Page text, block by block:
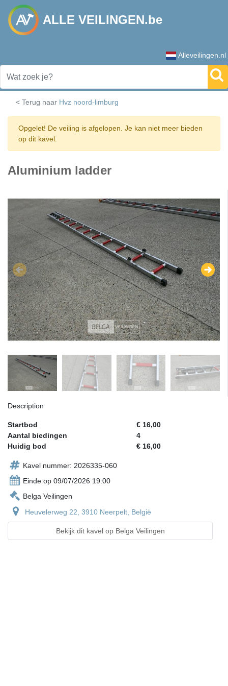
ALLE VEILINGEN.be
Alleveilingen.nl
< Terug naar Hvz noord-limburg
Opgelet! De veiling is afgelopen. Je kan niet meer bieden
op dit kavel.
Aluminium ladder
Description
Startbod
€ 16,00
Aantal biedingen
4
Huidig bod
€ 16,00
Kavel nummer: 2026335-060
Einde op 09/07/2026 19:00
Belga Veilingen
Heuvelerweg 22, 3910 Neerpelt, België
Bekijk dit kavel op Belga Veilingen